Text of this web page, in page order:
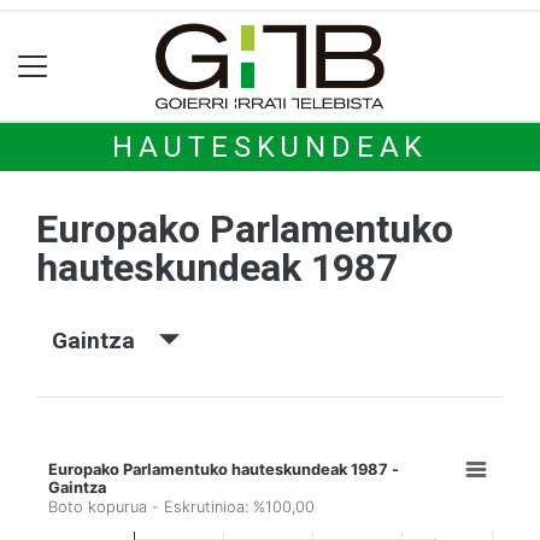
HAUTESKUNDEAK
Europako Parlamentuko
hauteskundeak 1987
Gaintza
Europako Parlamentuko hauteskundeak 1987 -
Gaintza
Boto kopurua - Eskrutinioa: %100,00